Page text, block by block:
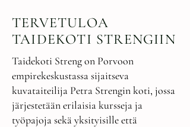
TERVETULOA
TAIDEKOTI STRENGIIN
Taidekoti Streng on Porvoon
empirekeskustassa sijaitseva
kuvataiteilija Petra Strengin koti, jossa
järjestetään erilaisia kursseja ja
työpajoja sekä yksityisille että